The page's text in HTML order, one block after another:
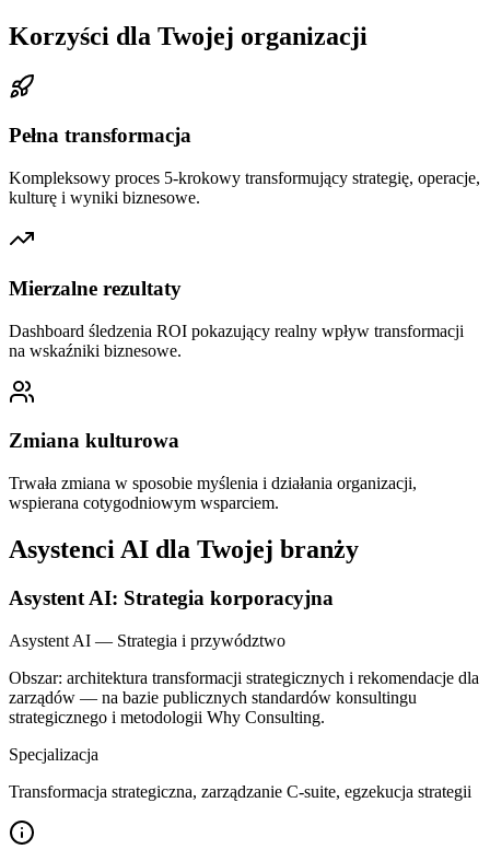
Korzyści dla Twojej organizacji
Pełna transformacja
Kompleksowy proces 5-krokowy transformujący strategię, operacje,
kulturę i wyniki biznesowe.
Mierzalne rezultaty
Dashboard śledzenia ROI pokazujący realny wpływ transformacji
na wskaźniki biznesowe.
Zmiana kulturowa
Trwała zmiana w sposobie myślenia i działania organizacji,
wspierana cotygodniowym wsparciem.
Asystenci AI dla Twojej branży
Asystent AI: Strategia korporacyjna
Asystent AI — Strategia i przywództwo
Obszar: architektura transformacji strategicznych i rekomendacje dla
zarządów — na bazie publicznych standardów konsultingu
strategicznego i metodologii Why Consulting.
Specjalizacja
Transformacja strategiczna, zarządzanie C-suite, egzekucja strategii